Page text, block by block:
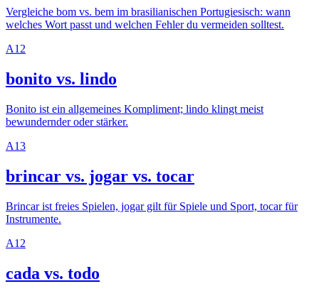
Vergleiche bom vs. bem im brasilianischen Portugiesisch: wann
welches Wort passt und welchen Fehler du vermeiden solltest.
A1 2
bonito vs. lindo
Bonito ist ein allgemeines Kompliment; lindo klingt meist
bewundernder oder stärker.
A13
brincar vs. jogar vs. tocar
Brincar ist freies Spielen, jogar gilt für Spiele und Sport, tocar für
Instrumente.
A1 2
cada vs. todo